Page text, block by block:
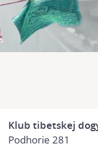
Klub tibetskej
Podhorie 281